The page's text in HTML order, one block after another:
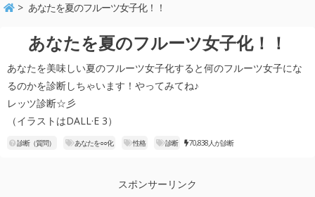
あなたを夏のフルーツ女子化！！
あなたを夏のフルーツ女子化！！
あなたを美味しい夏のフルーツ女子化すると何のフルーツ女子にな
るのかを診断しちゃいます！やってみてね♪
レッツ診断☆彡
（イラストはDALL·E 3）
診断（質問） あなたを○○化 性格 診断 70,838人が診断
スポンサーリンク